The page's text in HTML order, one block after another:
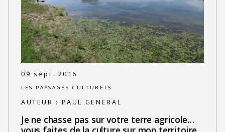
09 sept. 2016
LES PAYSAGES CULTURELS
AUTEUR : PAUL GENERAL
Je ne chasse pas sur votre terre agricole…